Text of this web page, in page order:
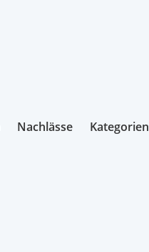
Nachlässe Kategorien